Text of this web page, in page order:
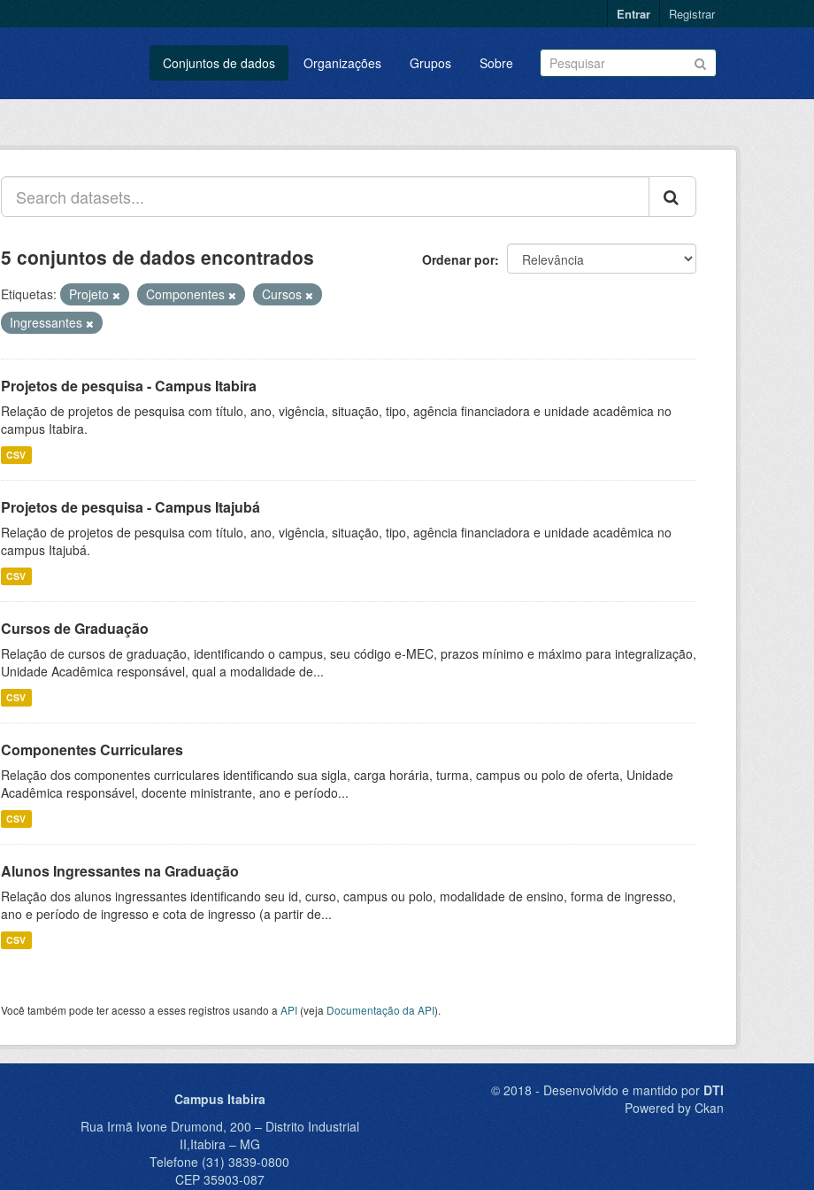
Entrar Registrar
Conjuntos de dados Organizações Grupos Sobre
Ordenar por
5 conjuntos de dados encontrados
Etiquetas: Projeto Componentes
Cursos
Ingressantes
Projetos de pesquisa - Campus Itabira
Relação de projetos de pesquisa com título, ano, vigência, situação, tipo, agência financiadora e unidade acadêmica no
campus Itabira.
CSV
Projetos de pesquisa - Campus Itajubá
Relação de projetos de pesquisa com título, ano, vigência, situação, tipo, agência financiadora e unidade acadêmica no
campus Itajubá.
CSV
Cursos de Graduação
Relação de cursos de graduação, identificando o campus, seu código e-MEC, prazos mínimo e máximo para integralização,
Unidade Acadêmica responsável, qual a modalidade de...
CSV
Componentes Curriculares
Relação dos componentes curriculares identificando sua sigla, carga horária, turma, campus ou polo de oferta, Unidade
Acadêmica responsável, docente ministrante, ano e período...
CSV
Alunos Ingressantes na Graduação
Relação dos alunos ingressantes identificando seu id, curso, campus ou polo, modalidade de ensino, forma de ingresso,
ano e período de ingresso e cota de ingresso (a partir de...
CSV
Você também pode ter acesso a esses registros usando a API (veja Documentação da API).
Campus Itabira
Rua Irmã Ivone Drumond, 200 – Distrito Industrial
II,Itabira – MG
Telefone (31) 3839-0800
CEP 35903-087
© 2018 - Desenvolvido e mantido por DTI
Powered by Ckan